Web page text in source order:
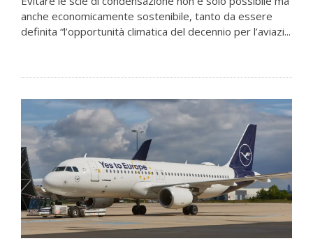
anche economicamente sostenibile, tanto da essere
definita “l’opportunità climatica del decennio per l’aviazi...